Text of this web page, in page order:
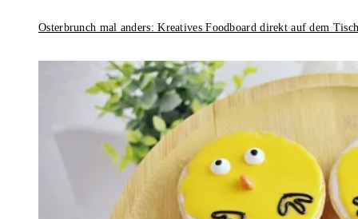
Osterbrunch mal anders: Kreatives Foodboard direkt auf dem